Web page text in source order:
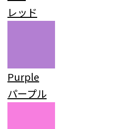
レッド
Purple
パープル